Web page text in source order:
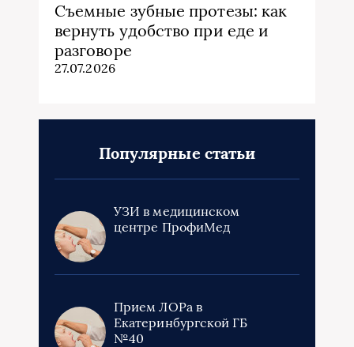
Съемные зубные протезы: как
вернуть удобство при еде и
разговоре
27.07.2026
Популярные статьи
УЗИ в медицинском
центре ПрофиМед
Прием ЛОРа в
Екатеринбургской ГБ
№40